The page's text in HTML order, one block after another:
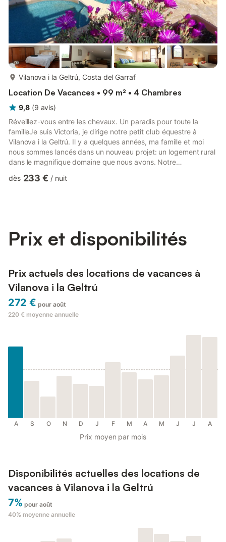
Vilanova i la Geltrú, Costa del Garraf
Location De Vacances • 99 m² • 4 Chambres
9,8 (9 avis)
Réveillez-vous entre les chevaux. Un paradis pour toute la
familleJe suis Victoria, je dirige notre petit club équestre à
Vilanova i la Geltrú. Il y a quelques années, ma famille et moi
nous sommes lancés dans un nouveau projet: un logement rural
dans le magnifique domaine que nous avons. Notre
Vilanova et la mer, avec notre pin centenaire comme cadre, est
dès 233 € / nuit
Prix et disponibilités
Prix actuels des locations de vacances à
Vilanova i la Geltrú
272 € pour août
220 € moyenne annuelle
A S O N D J F M A M J J A
Prix moyen par mois
Disponibilités actuelles des locations de
vacances à Vilanova i la Geltrú
7% pour août
40% moyenne annuelle